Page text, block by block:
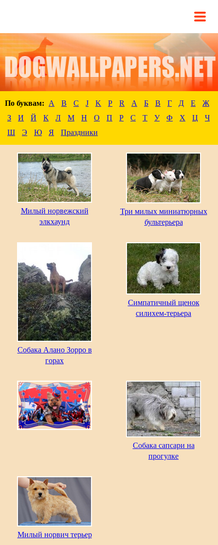
По буквам: A B C J K P R А Б В Г Д Е
Ж
З
И Й К Л М Н О П Р С Т У Ф Х Ц
Ч
Ш
Э Ю Я Праздники
Милый норвежский
элкхаунд
Три милых миниатюрных
бультерьера
Собака Алано Зорро в
горах
Симпатичный щенок
силихем-терьера
Собака сапсари на
прогулке
Милый норвич терьер